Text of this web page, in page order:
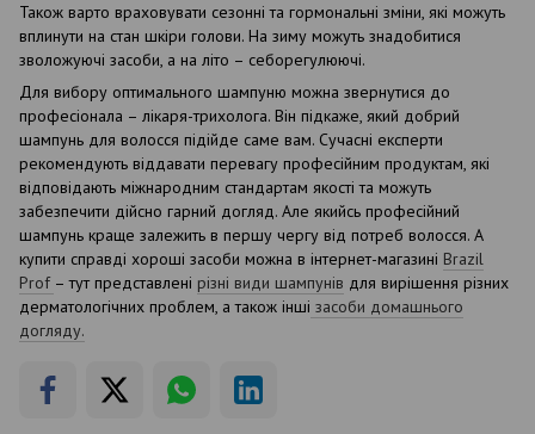
Також варто враховувати сезонні та гормональні зміни, які можуть
вплинути на стан шкіри голови. На зиму можуть знадобитися
зволожуючі засоби, а на літо – себорегулюючі.
Для вибору оптимального шампуню можна звернутися до
професіонала – лікаря-трихолога. Він підкаже, який добрий
шампунь для волосся підійде саме вам. Сучасні експерти
рекомендують віддавати перевагу професійним продуктам, які
відповідають міжнародним стандартам якості та можуть
забезпечити дійсно гарний догляд. Але якийсь професійний
шампунь краще залежить в першу чергу від потреб волосся. А
купити справді хороші засоби можна в інтернет-магазині Brazil
Prof – тут представлені різні види шампунів для вирішення різних
дерматологічних проблем, а також інші засоби домашнього
догляду.